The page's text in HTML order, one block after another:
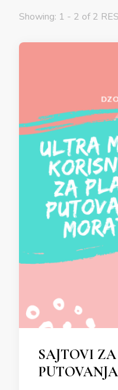
Showing: 1 - 2 of 2
SAJTOVI
PUTOVANJA